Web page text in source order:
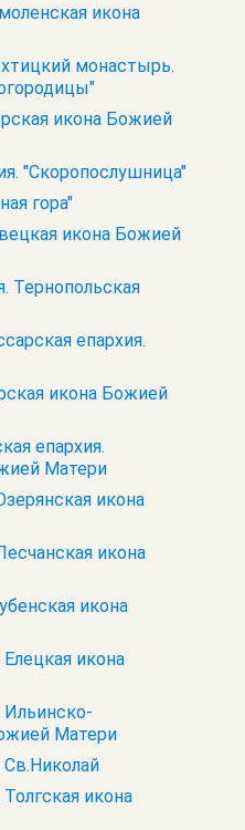
икона
монастырь.
икона Божией
"Скоропослушница"
гора"
икона Божией
Тернопольская
епархия.
икона Божией
епархия.
Матери
икона
икона
икона
икона
Ильинско-
Матери
Св.Николай
икона